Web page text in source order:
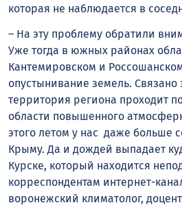
которая не наблюдается в
– На эту проблему обратили
Уже тогда в южных районах
Кантемировском и
опустынивание земель. Связано
территория региона проходит
области повышенного
этого летом у нас даже больше
Крыму. Да и дождей выпадает
Курске, который находится
корреспондентам интернет-
воронежский климатолог,